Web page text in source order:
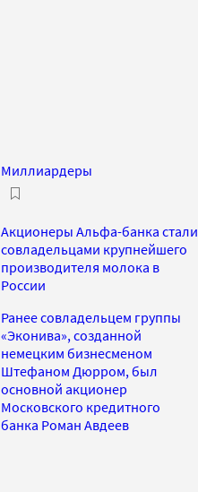
Миллиардеры
Акционеры Альфа-банка стали
совладельцами крупнейшего
производителя молока в
России
Ранее совладельцем группы
«Эконива», созданной
немецким бизнесменом
Штефаном Дюрром, был
основной акционер
Московского кредитного
банка Роман Авдеев